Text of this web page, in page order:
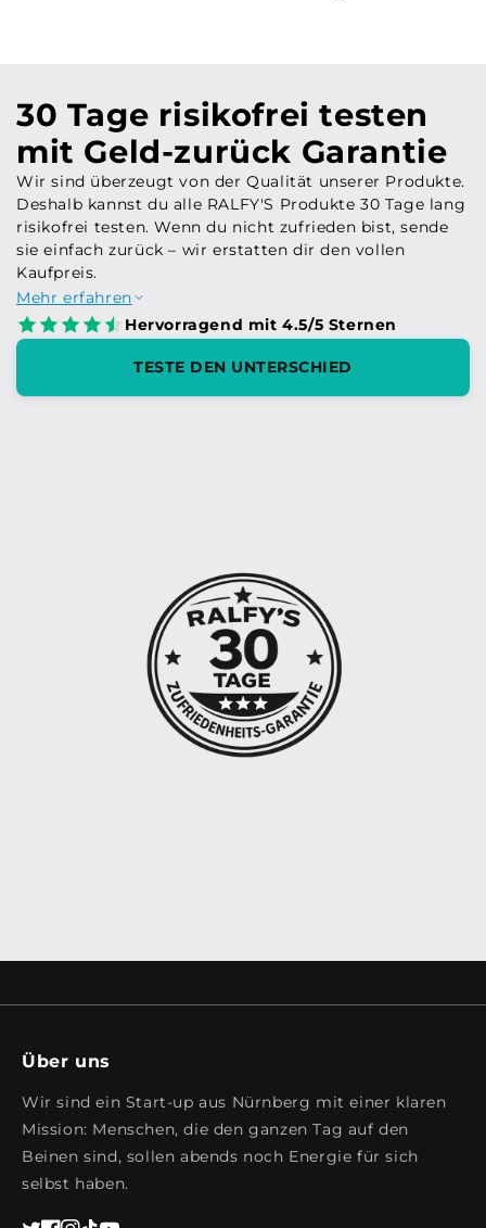
30 Tage risikofrei testen
mit Geld-zurück Garantie
Wir sind überzeugt von der Qualität unserer Produkte.
Deshalb kannst du alle RALFY'S Produkte 30 Tage lang
risikofrei testen. Wenn du nicht zufrieden bist, sende
sie einfach zurück – wir erstatten dir den vollen
Kaufpreis.
Mehr erfahren
Hervorragend mit 4.5/5 Sternen
TESTE DEN UNTERSCHIED
Über uns
Wir sind ein Start-up aus Nürnberg mit einer klaren
Mission: Menschen, die den ganzen Tag auf den
Beinen sind, sollen abends noch Energie für sich
selbst haben.